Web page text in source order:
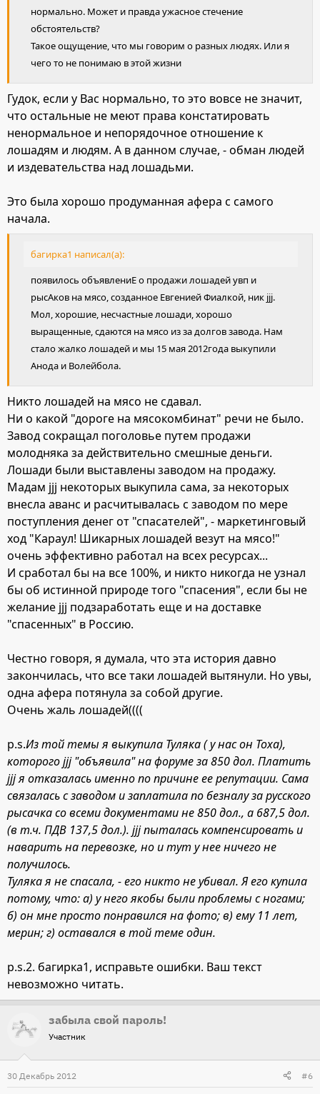
нормально. Может и правда ужасное стечение
обстоятельств?
Такое ощущение, что мы говорим о разных людях. Или я
чего то не понимаю в этой жизни
Гудок, если у Вас нормально, то это вовсе не значит,
что остальные не меют права констатировать
ненормальное и непорядочное отношение к
лошадям и людям. А в данном случае, - обман людей
и издевательства над лошадьми.
Это была хорошо продуманная афера с самого
начала.
багирка1 написал(а):
появилось объявлениЕ о продажи лошадей увп и
рысАков на мясо, созданное Евгенией Фиалкой, ник jjj.
Мол, хорошие, несчастные лошади, хорошо
выращенные, сдаются на мясо из за долгов завода. Нам
стало жалко лошадей и мы 15 мая 2012года выкупили
Анода и Волейбола.
Никто лошадей на мясо не сдавал.
Ни о какой "дороге на мясокомбинат" речи не было.
Завод сокращал поголовье путем продажи
молодняка за действительно смешные деньги.
Лошади были выставлены заводом на продажу.
Мадам jjj некоторых выкупила сама, за некоторых
внесла аванс и расчитывалась с заводом по мере
поступления денег от "спасателей", - маркетинговый
ход "Караул! Шикарных лошадей везут на мясо!"
очень эффективно работал на всех ресурсах...
И сработал бы на все 100%, и никто никогда не узнал
бы об истинной природе того "спасения", если бы не
желание jjj подзаработать еще и на доставке
"спасенных" в Россию.
Честно говоря, я думала, что эта история давно
закончилась, что все таки лошадей вытянули. Но увы,
одна афера потянула за собой другие.
Очень жаль лошадей((((
p.s.Из той темы я выкупила Туляка ( у нас он Тоха),
которого jjj "объявила" на форуме за 850 дол. Платить
jjj я отказалась именно по причине ее репутации. Сама
связалась с заводом и заплатила по безналу за русского
рысачка со всеми документами не 850 дол., а 687,5 дол.
(в т.ч. ПДВ 137,5 дол.). jjj пыталась компенсировать и
наварить на перевозке, но и тут у нее ничего не
получилось.
Туляка я не спасала, - его никто не убивал. Я его купила
потому, что: а) у него якобы были проблемы с ногами;
б) он мне просто понравился на фото; в) ему 11 лет,
мерин; г) оставался в той теме один.
p.s.2. багирка1, исправьте ошибки. Ваш текст
невозможно читать.
забыла свой пароль!
Участник
30 Декабрь 2012 #6